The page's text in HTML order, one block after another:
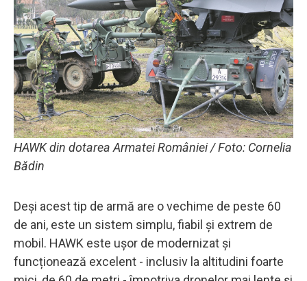
HAWK din dotarea Armatei României / Foto: Cornelia
Bădin
Deși acest tip de armă are o vechime de peste 60
de ani, este un sistem simplu, fiabil și extrem de
mobil. HAWK este ușor de modernizat și
funcționează excelent - inclusiv la altitudini foarte